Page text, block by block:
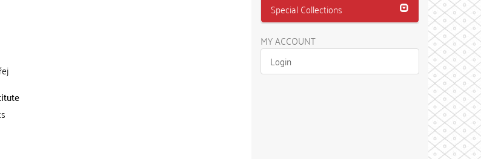
Special Collections
MY ACCOUNT
Login